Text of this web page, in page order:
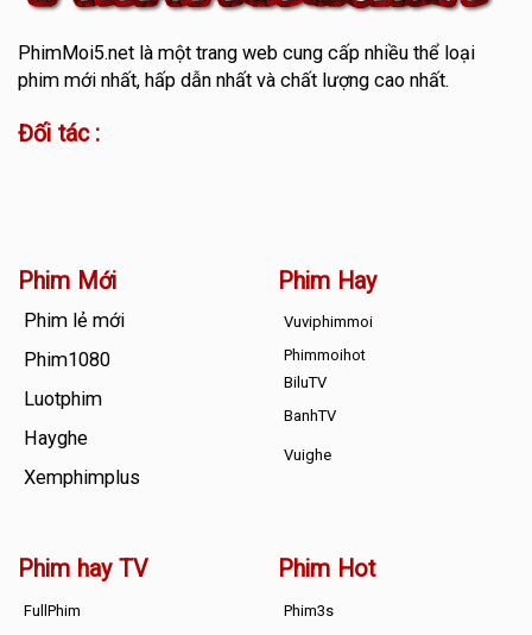
PhimMoi5.netlà một trang web cung cấp nhiều thể loại
phim mới nhất, hấp dẫn nhất và chất lượng cao nhất.
Đối tác :
Phim Mới
Phim lẻ mới
Phim1080
Luotphim
Hayghe
Xemphimplus
Phim Hay
Vuviphimmoi
Phimmoihot
BiluTV
BanhTV
Vuighe
Phim hay TV
FullPhim
Phim Hot
Phim3s